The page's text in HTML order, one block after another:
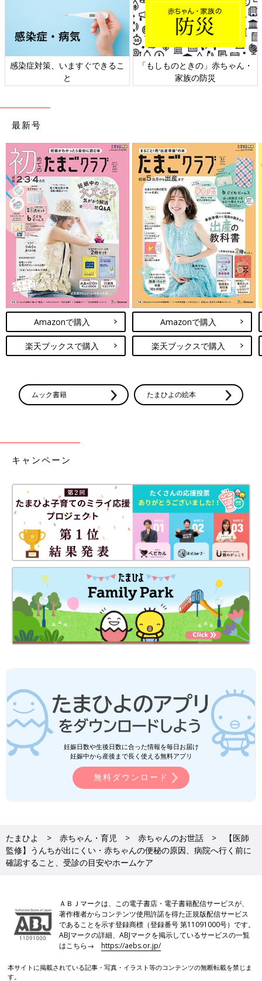
排便のペースには個人差があるので、何日出ていないかよりも、
うんちを出すときに顔をこわばらせたりしていないか、いきんで
も出なくて苦しそうにしていないか、肛門が切れていないか、お
なかが張ってつらそうでないか、などのほうが重要です。
4．機嫌や食欲などを観察
機嫌がよく、食欲もあるなら安心です。
飲んだ直後に噴水のように吐いては、けろっとしてまた欲しがる
ときは、「胃の出口が狭くなる病気（肥厚性幽門狭窄症）」の疑
いがあります。
【医師監修】何日出なかったら便秘？赤
ちゃんのうんちで気になることをQ＆Ａ
で解決！
「なんでこんなうんちするの？」「なかなか出
ない…」「この水分補給のしかたはOK？」など
など、赤ちゃんのうんちに関するママの気がか
りに、小児科医の山中龍宏先生が答えてくれま
した。ぜひ参考にして！
便が出にくいとき 受診タイミングをチェック
□うんちをするのを嫌がって泣く
□おなかが張って※、苦しそうにうなっている
□うんちがかたくて肛門が切れて出血した
□生後1ヶ月前後で 授乳 すると吐く
※おなかが張っているってどんな状態？
赤ちゃんはもともとぽっこりおなかですが、横から見て胸よりお
感染症対策、いますぐできるこ
と
「もしものときの」赤ちゃん・
家族の防災
最新号
Amazonで購入
楽天ブックスで購入
Amazonで購入
楽天ブックスで購入
ムック書籍 たまひよの絵本
キャンペーン
妊娠日数や生後日数に合った情報を毎日お届け
妊娠中から産後まで長く使える無料アプリ
無料ダウンロード
たまひよ 赤ちゃん・育児 赤ちゃんのお世話
【医師
監修】うんちが出にくい・赤ちゃんの便秘の原因、病院へ行く前に
確認すること、受診の目安やホームケア
ＡＢＪマークは、この電子書店・電子書籍配信サービスが、
著作権者からコンテンツ使用許諾を得た正規版配信サービス
であることを示す登録商標（登録番号 第11091000号）です。
ABJマークの詳細、ABJマークを掲示しているサービスの一覧
はこちら→https://aebs.or.jp/
本サイトに掲載されている記事・写真・イラスト等のコンテンツの無断転載を禁じま
す。